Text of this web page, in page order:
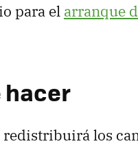
para el arranque
hacer
redistribuirá los